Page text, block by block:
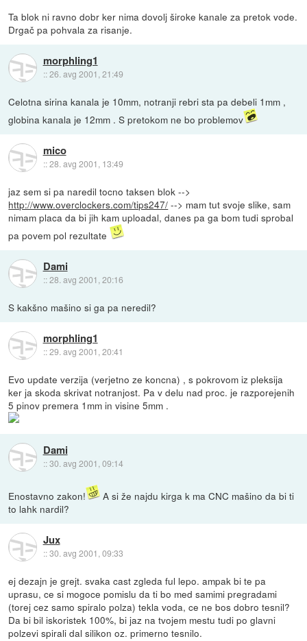
Ta blok ni ravno dobr ker nima dovolj široke kanale za pretok vode.
Drgač pa pohvala za risanje.
morphling1
::26. avg 2001, 21:49
Celotna sirina kanala je 10mm, notranji rebri sta pa debeli 1mm ,
globina kanala je 12mm . S pretokom ne bo problemov
mico
::28. avg 2001, 13:49
jaz sem si pa naredil tocno taksen blok -->
http://www.overclockers.com/tips247/ --> mam tut svoje slike, sam
nimam placa da bi jih kam uploadal, danes pa ga bom tudi sprobal
pa povem pol rezultate
Dami
::28. avg 2001, 20:16
S kakšno mašino si ga pa neredil?
morphling1
::29. avg 2001, 20:41
Evo update verzija (verjetno ze koncna) , s pokrovom iz pleksija
ker ja skoda skrivat notranjost. Pa v delu nad proc. je razporejenih
5 pinov premera 1mm in visine 5mm .
Dami
::30. avg 2001, 09:14
Enostavno zakon!
A si že najdu kirga k ma CNC mašino da bi ti
to lahk nardil?
Jux
::30. avg 2001, 09:33
ej dezajn je grejt. svaka cast zgleda ful lepo. ampak bi te pa
uprasu, ce si mogoce pomislu da ti bo med samimi pregradami
(torej cez samo spiralo polza) tekla voda, ce ne bos dobro tesnil?
Da bi bil iskoristek 100%, bi jaz na tvojem mestu tudi po glavni
polzevi spirali dal silikon oz. primerno tesnilo.